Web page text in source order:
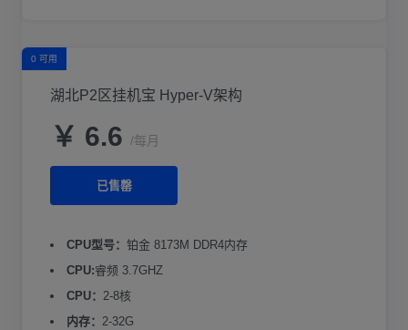
0 可用
湖北P2区挂机宝 Hyper-V架构
￥ 6.6 /每月
已售罄
CPU型号： 铂金 8173M DDR4内存
CPU:睿频 3.7GHZ
CPU： 2-8核
内存： 2-32G